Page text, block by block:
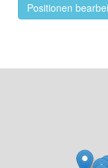
Positionen